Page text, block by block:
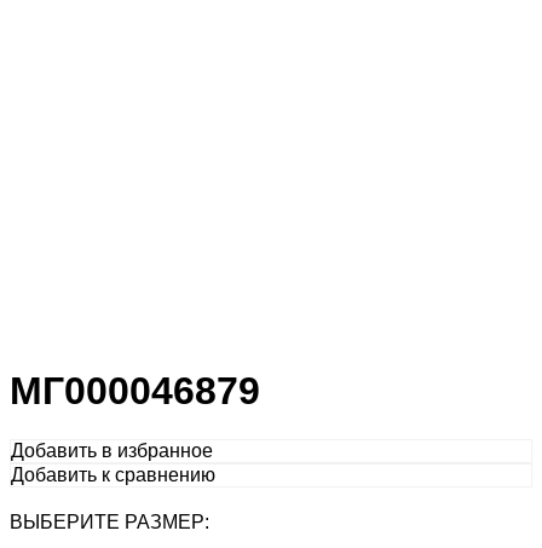
МГ000046879
Добавить в избранное
Добавить к сравнению
ВЫБЕРИТЕ РАЗМЕР: